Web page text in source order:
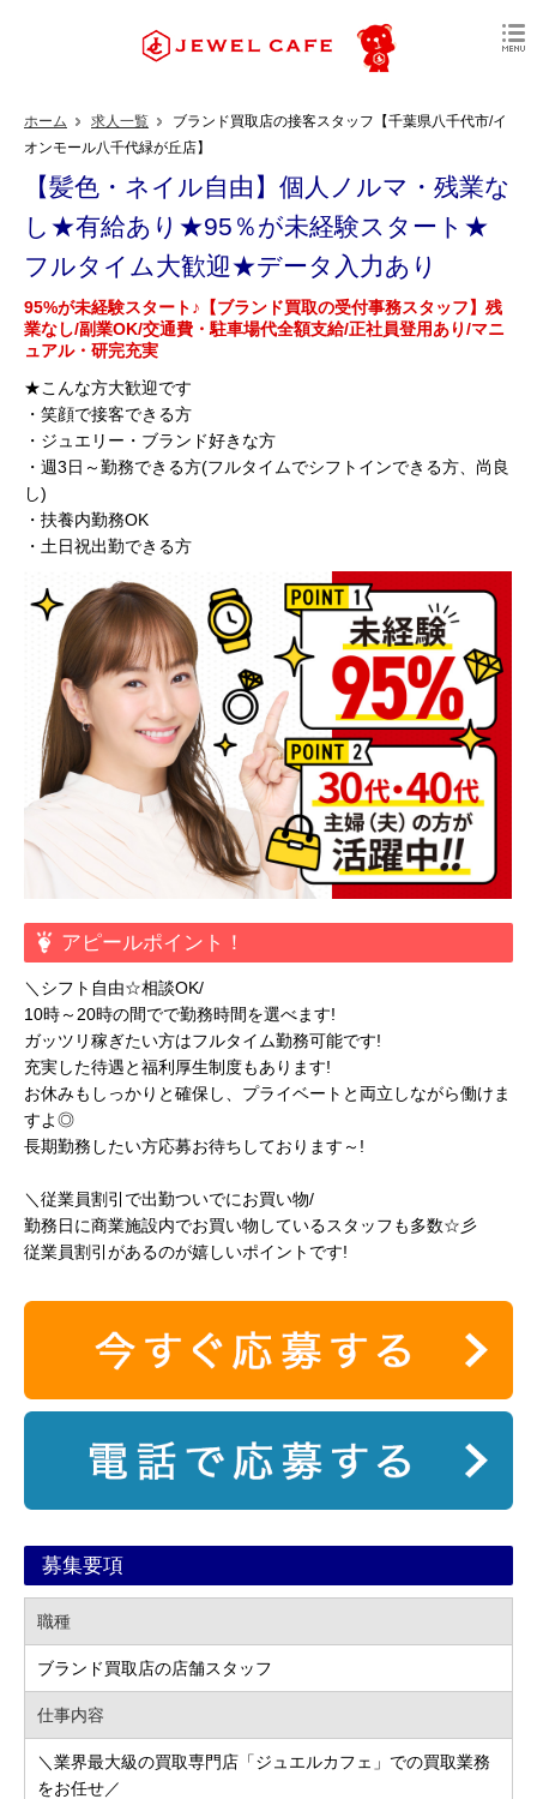
ホーム 求人一覧
ブランド買取店の接客スタッフ【千葉県八千代市/イ
オンモール八千代緑が丘店】
【髪色・ネイル自由】個人ノルマ・残業な
し★有給あり★95％が未経験スタート★
フルタイム大歓迎★データ入力あり
95%が未経験スタート♪【ブランド買取の受付事務スタッフ】残
業なし/副業OK/交通費・駐車場代全額支給/正社員登用あり/マニ
ュアル・研完充実
★こんな方大歓迎です
・笑顔で接客できる方
・ジュエリー・ブランド好きな方
・週3日～勤務できる方(フルタイムでシフトインできる方、尚良
し)
・扶養内勤務OK
・土日祝出勤できる方
アピールポイント！
＼シフト自由☆相談OK/
10時～20時の間でで勤務時間を選べます!
ガッツリ稼ぎたい方はフルタイム勤務可能です!
充実した待遇と福利厚生制度もあります!
お休みもしっかりと確保し、プライベートと両立しながら働けま
すよ◎
長期勤務したい方応募お待ちしております～!
＼従業員割引で出勤ついでにお買い物/
勤務日に商業施設内でお買い物しているスタッフも多数☆彡
従業員割引があるのが嬉しいポイントです!
募集要項
職種
ブランド買取店の店舗スタッフ
仕事内容
＼業界最大級の買取専門店「ジュエルカフェ」での買取業務
をお任せ／